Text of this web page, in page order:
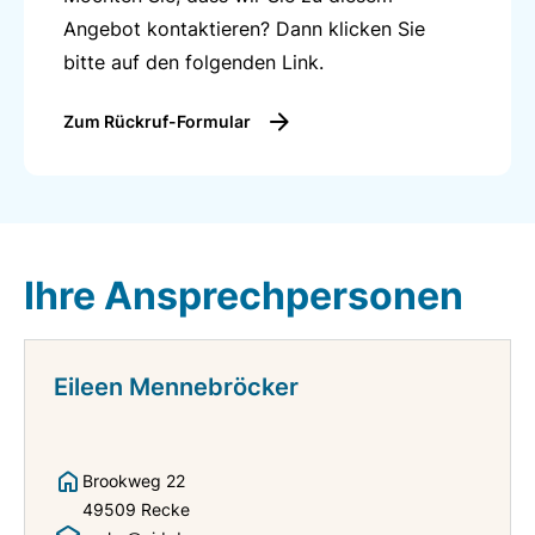
• Freispiel
• Sprache und Integration
• Projektarbeit
Weitere Informationen zur CJD Kindertagesstätte
Angebot kontaktieren? Dann klicken Sie
bitte auf den folgenden Link.
Zum Rückruf-Formular
Ihre Ansprechpersonen
Eileen Mennebröcker
Brookweg 22
49509 Recke